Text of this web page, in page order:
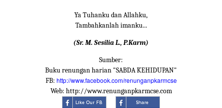
Ya Tuhanku dan Allahku,
Tambahkanlah imanku...
(Sr. M. Sesilia L., P.Karm)
Sumber:
Buku renungan harian "SABDA KEHIDUPAN"
FB: http://www.facebook.com/renunganpkarmcse
Web: http://www.renunganpkarmcse.com